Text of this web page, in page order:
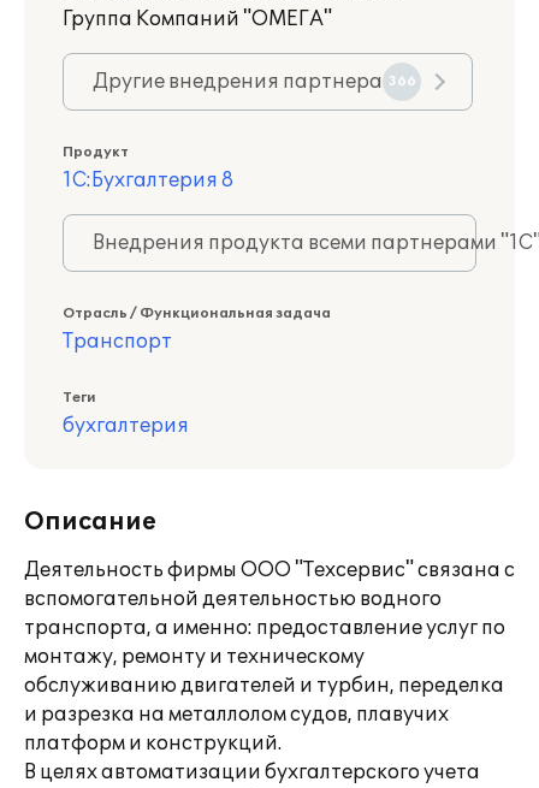
Группа Компаний "ОМЕГА"
Другие внедрения партнера 366
Продукт
1С:Бухгалтерия 8
Внедрения продукта всеми партнерами
Отрасль / Функциональная задача
Транспорт
Теги
бухгалтерия
Описание
Деятельность фирмы ООО "Техсервис" связана с
вспомогательной деятельностью водного
транспорта, а именно: предоставление услуг по
монтажу, ремонту и техническому
обслуживанию двигателей и турбин, переделка
и разрезка на металлолом судов, плавучих
платформ и конструкций.
В целях автоматизации бухгалтерского учета